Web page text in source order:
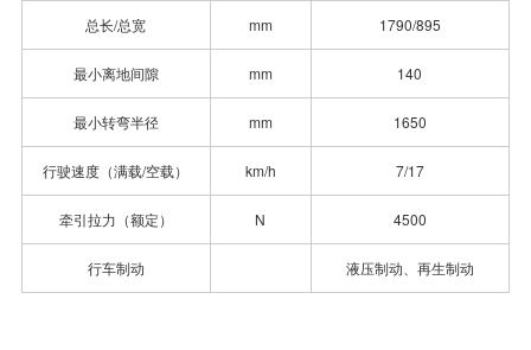
总长/总宽 mm 1790/895
最小离地间隙 mm 140
最小转弯半径 mm 1650
行驶速度（满载/空载） km/h 7/17
牵引拉力（额定） N 4500
行车制动 液压制动、再生制动